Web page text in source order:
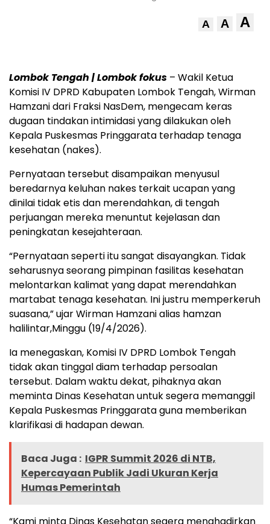
A A A
Lombok Tengah | Lombok fokus – Wakil Ketua
Komisi IV DPRD Kabupaten Lombok Tengah, Wirman
Hamzani dari Fraksi NasDem, mengecam keras
dugaan tindakan intimidasi yang dilakukan oleh
Kepala Puskesmas Pringgarata terhadap tenaga
kesehatan (nakes).
Pernyataan tersebut disampaikan menyusul
beredarnya keluhan nakes terkait ucapan yang
dinilai tidak etis dan merendahkan, di tengah
perjuangan mereka menuntut kejelasan dan
peningkatan kesejahteraan.
“Pernyataan seperti itu sangat disayangkan. Tidak
seharusnya seorang pimpinan fasilitas kesehatan
melontarkan kalimat yang dapat merendahkan
martabat tenaga kesehatan. Ini justru memperkeruh
suasana,” ujar Wirman Hamzani alias hamzan
halilintar,Minggu (19/4/2026).
Ia menegaskan, Komisi IV DPRD Lombok Tengah
tidak akan tinggal diam terhadap persoalan
tersebut. Dalam waktu dekat, pihaknya akan
meminta Dinas Kesehatan untuk segera memanggil
Kepala Puskesmas Pringgarata guna memberikan
klarifikasi di hadapan dewan.
Baca Juga : IGPR Summit 2026 di NTB,
Kepercayaan Publik Jadi Ukuran Kerja
Humas Pemerintah